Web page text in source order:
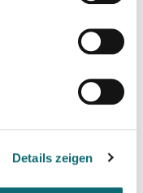
Details zeigen
Election Results in Eastern Germany: